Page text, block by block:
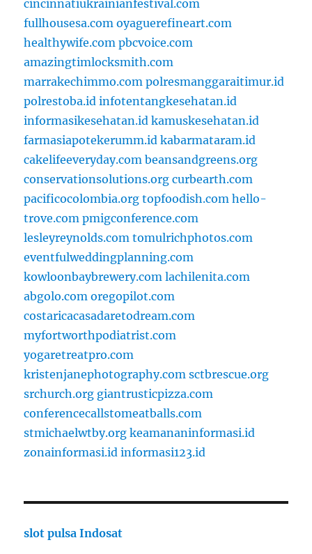
cincinnatiukrainianfestival.com
fullhousesa.com oyaguerefineart.com
healthywife.com pbcvoice.com
amazingtimlocksmith.com
marrakechimmo.com polresmanggaraitimur.id
polrestoba.id infotentangkesehatan.id
informasikesehatan.id kamuskesehatan.id
farmasiapotekerumm.id kabarmataram.id
cakelifeeveryday.com beansandgreens.org
conservationsolutions.org curbearth.com
pacificocolombia.org topfoodish.com hello-
trove.com pmigconference.com
lesleyreynolds.com tomulrichphotos.com
eventfulweddingplanning.com
kowloonbaybrewery.com lachilenita.com
abgolo.com oregopilot.com
costaricacasadaretodream.com
myfortworthpodiatrist.com
yogaretreatpro.com
kristenjanephotography.com sctbrescue.org
srchurch.org giantrusticpizza.com
conferencecallstomeatballs.com
stmichaelwtby.org keamananinformasi.id
zonainformasi.id informasi123.id
slot pulsa Indosat